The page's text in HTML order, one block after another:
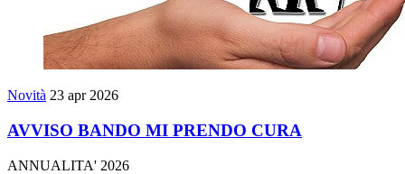
Novità 23 apr 2026
AVVISO BANDO MI PRENDO CURA
ANNUALITA' 2026